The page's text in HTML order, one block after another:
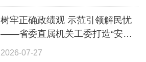
树牢正确政绩观 示范引领解民忧
——省委直属机关工委打造“安心
一夏”全覆盖暑期照护体系
2026-07-27